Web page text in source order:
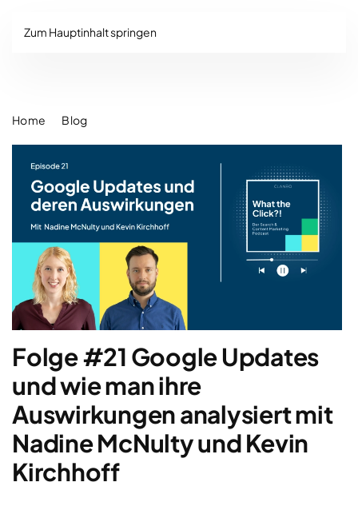
Zum Hauptinhalt springen
Home Blog
Folge #21 Google Updates
und wie man ihre
Auswirkungen analysiert mit
Nadine McNulty und Kevin
Kirchhoff